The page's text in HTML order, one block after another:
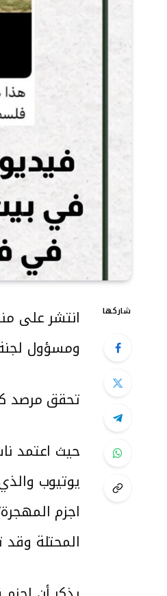
شاركها
انتشر على
ومسؤول
تحقق مرصد
حيث اعتمد
اجزم
المحتلة